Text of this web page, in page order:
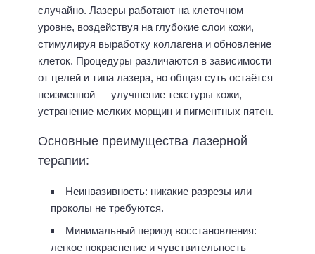
случайно. Лазеры работают на клеточном
уровне, воздействуя на глубокие слои кожи,
стимулируя выработку коллагена и обновление
клеток. Процедуры различаются в зависимости
от целей и типа лазера, но общая суть остаётся
неизменной — улучшение текстуры кожи,
устранение мелких морщин и пигментных пятен.
Основные преимущества лазерной
терапии:
Неинвазивность: никакие разрезы или
проколы не требуются.
Минимальный период восстановления:
легкое покраснение и чувствительность